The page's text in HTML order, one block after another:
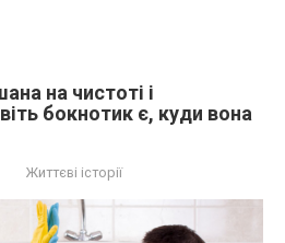
на чистоті і
бокнотик є, куди вона
Життєві історії